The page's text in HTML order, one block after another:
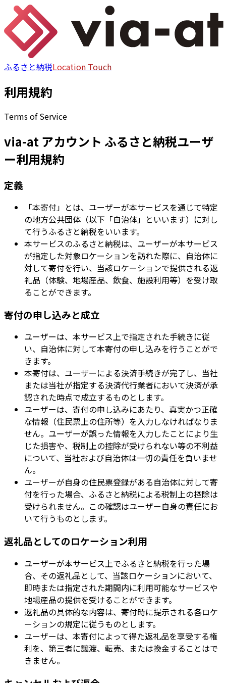
ふるさと納税Location Touch
利用規約
Terms of Service
via-at アカウント ふるさと納税ユーザ
ー利用規約
定義
「本寄付」とは、ユーザーが本サービスを通じて特定
の地方公共団体（以下「自治体」といいます）に対し
て行うふるさと納税をいいます。
本サービスのふるさと納税は、ユーザーが本サービス
が指定した対象ロケーションを訪れた際に、自治体に
対して寄付を行い、当該ロケーションで提供される返
礼品（体験、地場産品、飲食、施設利用等）を受け取
ることができます。
寄付の申し込みと成立
ユーザーは、本サービス上で指定された手続きに従
い、自治体に対して本寄付の申し込みを行うことがで
きます。
本寄付は、ユーザーによる決済手続きが完了し、当社
または当社が指定する決済代行業者において決済が承
認された時点で成立するものとします。
ユーザーは、寄付の申し込みにあたり、真実かつ正確
な情報（住民票上の住所等）を入力しなければなりま
せん。ユーザーが誤った情報を入力したことにより生
じた損害や、税制上の控除が受けられない等の不利益
について、当社および自治体は一切の責任を負いませ
ん。
ユーザーが自身の住民票登録がある自治体に対して寄
付を行った場合、ふるさと納税による税制上の控除は
受けられません。この確認はユーザー自身の責任にお
いて行うものとします。
返礼品としてのロケーション利用
ユーザーが本サービス上でふるさと納税を行った場
合、その返礼品として、当該ロケーションにおいて、
即時または指定された期間内に利用可能なサービスや
地場産品の提供を受けることができます。
返礼品の具体的な内容は、寄付時に提示される各ロケ
ーションの規定に従うものとします。
ユーザーは、本寄付によって得た返礼品を享受する権
利を、第三者に譲渡、転売、または換金することはで
きません。